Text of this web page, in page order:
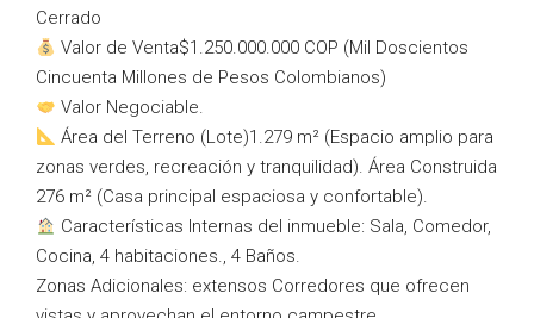
Cerrado
Valor de Venta$1.250.000.000 COP (Mil Doscientos
Cincuenta Millones de Pesos Colombianos)
Valor Negociable.
Área del Terreno (Lote)1.279 m² (Espacio amplio para
zonas verdes, recreación y tranquilidad). Área Construida
276 m² (Casa principal espaciosa y confortable).
Características Internas del inmueble: Sala, Comedor,
Cocina, 4 habitaciones., 4 Baños.
Zonas Adicionales: extensos Corredores que ofrecen